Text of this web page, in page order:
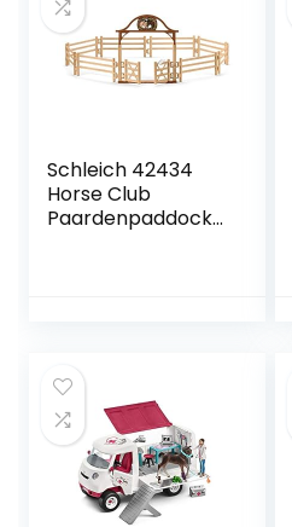
Schleich 42434
Horse Club
Paardenpaddock